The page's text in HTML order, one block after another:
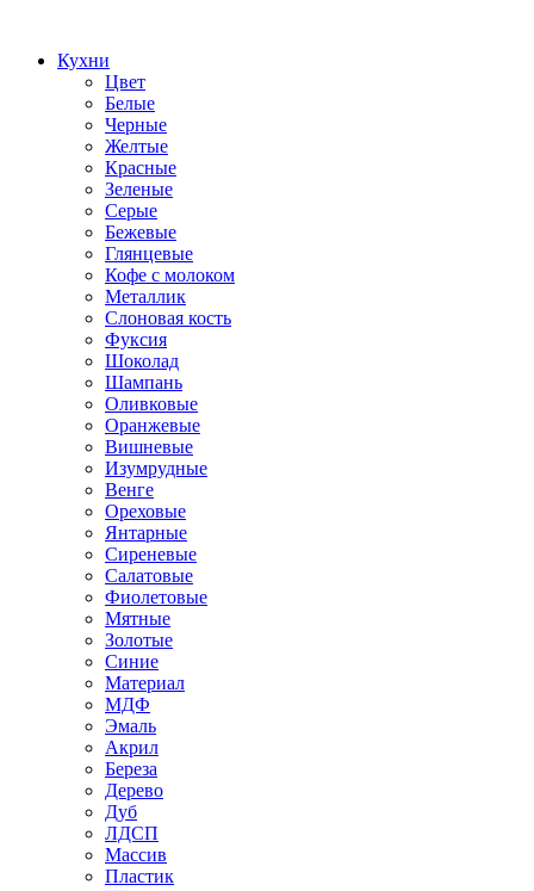
Кухни
Цвет
Белые
Черные
Желтые
Красные
Зеленые
Серые
Бежевые
Глянцевые
Кофе с молоком
Металлик
Слоновая кость
Фуксия
Шоколад
Шампань
Оливковые
Оранжевые
Вишневые
Изумрудные
Венге
Ореховые
Янтарные
Сиреневые
Салатовые
Фиолетовые
Мятные
Золотые
Синие
Материал
МДФ
Эмаль
Акрил
Береза
Дерево
Дуб
ЛДСП
Массив
Пластик